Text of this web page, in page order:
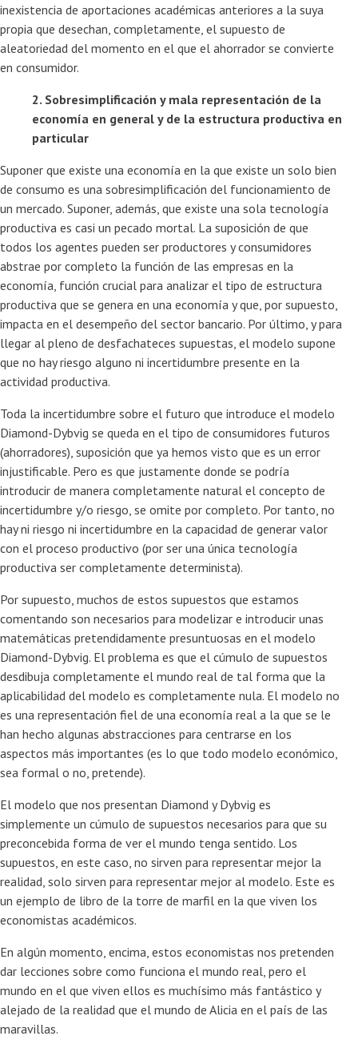
inexistencia de aportaciones académicas anteriores a la suya
propia que desechan, completamente, el supuesto de
aleatoriedad del momento en el que el ahorrador se convierte
en consumidor.
2. Sobresimplificación y mala representación de la
economía en general y de la estructura productiva en
particular
Suponer que existe una economía en la que existe un solo bien
de consumo es una sobresimplificación del funcionamiento de
un mercado. Suponer, además, que existe una sola tecnología
productiva es casi un pecado mortal. La suposición de que
todos los agentes pueden ser productores y consumidores
abstrae por completo la función de las empresas en la
economía, función crucial para analizar el tipo de estructura
productiva que se genera en una economía y que, por supuesto,
impacta en el desempeño del sector bancario. Por último, y para
llegar al pleno de desfachateces supuestas, el modelo supone
que no hay riesgo alguno ni incertidumbre presente en la
actividad productiva.
Toda la incertidumbre sobre el futuro que introduce el modelo
Diamond-Dybvig se queda en el tipo de consumidores futuros
(ahorradores), suposición que ya hemos visto que es un error
injustificable. Pero es que justamente donde se podría
introducir de manera completamente natural el concepto de
incertidumbre y/o riesgo, se omite por completo. Por tanto, no
hay ni riesgo ni incertidumbre en la capacidad de generar valor
con el proceso productivo (por ser una única tecnología
productiva ser completamente determinista).
Por supuesto, muchos de estos supuestos que estamos
comentando son necesarios para modelizar e introducir unas
matemáticas pretendidamente presuntuosas en el modelo
Diamond-Dybvig. El problema es que el cúmulo de supuestos
desdibuja completamente el mundo real de tal forma que la
aplicabilidad del modelo es completamente nula. El modelo no
es una representación fiel de una economía real a la que se le
han hecho algunas abstracciones para centrarse en los
aspectos más importantes (es lo que todo modelo económico,
sea formal o no, pretende).
El modelo que nos presentan Diamond y Dybvig es
simplemente un cúmulo de supuestos necesarios para que su
preconcebida forma de ver el mundo tenga sentido. Los
supuestos, en este caso, no sirven para representar mejor la
realidad, solo sirven para representar mejor al modelo. Este es
un ejemplo de libro de la torre de marfil en la que viven los
economistas académicos.
En algún momento, encima, estos economistas nos pretenden
dar lecciones sobre como funciona el mundo real, pero el
mundo en el que viven ellos es muchísimo más fantástico y
alejado de la realidad que el mundo de Alicia en el país de las
maravillas.